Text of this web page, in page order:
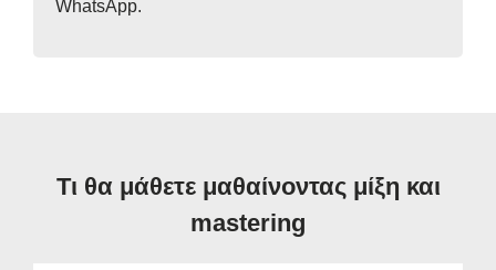
WhatsApp.
Τι θα μάθετε μαθαίνοντας μίξη και
mastering